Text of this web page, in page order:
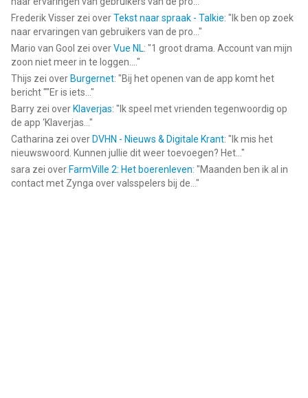
Frederik Visser zei overTekst naar spraak - Talkie: " Ik ben op zoek
naar ervaringen van gebruikers van de pro... "
Mario van Gool zei overVue NL: "1 groot drama. Account van mijn
zoon niet meer in te loggen.... "
Thijs zei over Burgernet: "Bij het openen van de app komt het
bericht ""Er is iets... "
Barry zei over Klaverjas: " Ik speel met vrienden tegenwoordig op
de app ‘Klaverjas... "
Catharina zei over DVHN - Nieuws & Digitale Krant: " Ik mis het
nieuwswoord. Kunnen jullie dit weer toevoegen? Het... "
sara zei over FarmVille 2: Het boerenleven: "Maanden ben ik al in
contact met Zynga over valsspelers bij de... "